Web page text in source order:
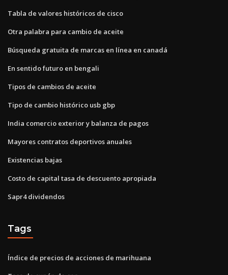
Tabla de valores históricos de cisco
Otra palabra para cambio de aceite
Búsqueda gratuita de marcas en línea en canadá
En sentido futuro en bengali
Tipos de cambios de aceite
Tipo de cambio histórico usb gbp
India comercio exterior y balanza de pagos
Mayores contratos deportivos anuales
Existencias bajas
Costo de capital tasa de descuento apropiada
Sapr4 dividendos
Tags
Índice de precios de acciones de marihuana